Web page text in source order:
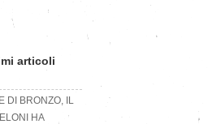
articoli
DI BRONZO, IL
HA